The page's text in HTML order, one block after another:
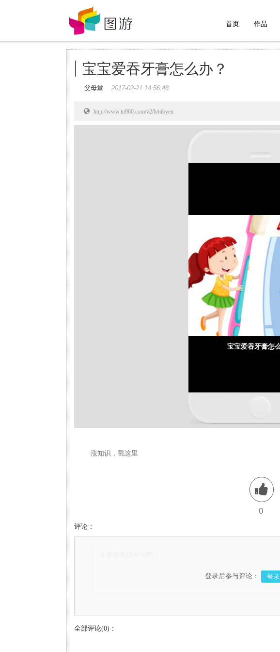
首页 作品
宝宝爱吞牙膏怎么办？
父母堂 2017-02-21 14:56:48
http://www.tu960.com/v2/b/ntbyeu
涨知识，戳这里
0
评论：
登录后参与评论： 登录
全部评论(0)：